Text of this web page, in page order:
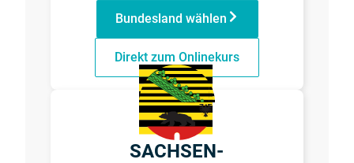
Bundesland wählen
Direkt zum Onlinekurs
SACHSEN-